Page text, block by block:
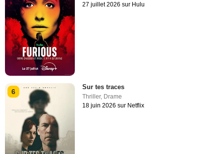
27 juillet 2026 sur Hulu
6
Sur tes traces
Thriller, Drame
18 juin 2026 sur Netflix